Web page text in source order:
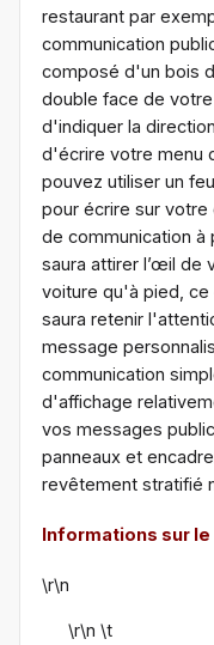
restaurant par
communication
composé d'un bois
double face de
d'indiquer la
d'écrire votre menu
pouvez utiliser un
pour écrire sur votre
de communication à
saura attirer l’œil de
voiture qu'à pied,
saura retenir
message
communication
d'affichage
vos messages
panneaux et
revêtement stratifié
Informations sur
\r\n
\r\n \t